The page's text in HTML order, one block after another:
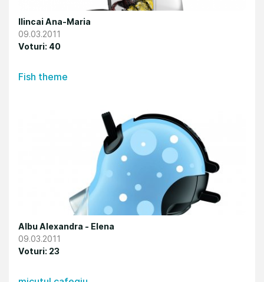
Ilincai Ana-Maria
09.03.2011
Voturi: 40
Fish theme
Albu Alexandra - Elena
09.03.2011
Voturi: 23